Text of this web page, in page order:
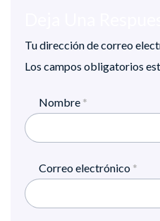
Tu dirección de correo
Los campos obligatorios
Nombre *
Correo electrónico *